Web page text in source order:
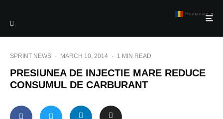
SPRINT NEWS · MARCH 10, 2014 · 1 MIN READ
PRESIUNEA DE INJECTIE MARE REDUCE
CONSUMUL DE CARBURANT
Romanian ▼